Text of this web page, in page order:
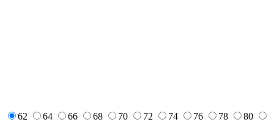
62 64 66 68 70 72 74 76 78
80